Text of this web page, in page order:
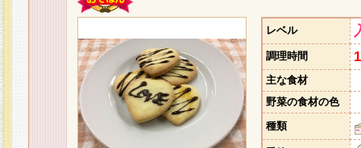
レベル
調理時間
主な食材
野菜の食材の色
種類